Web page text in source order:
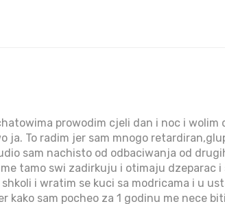
prowodim cjeli dan i noc i wolim
ja. To radim jer sam mnogo
sam nachisto od odbaciwanja od
tamo swi zadirkuju i otimaju dzeparac
i wratim se kuci sa modricama i u
kako sam pocheo za 1 godinu me nece